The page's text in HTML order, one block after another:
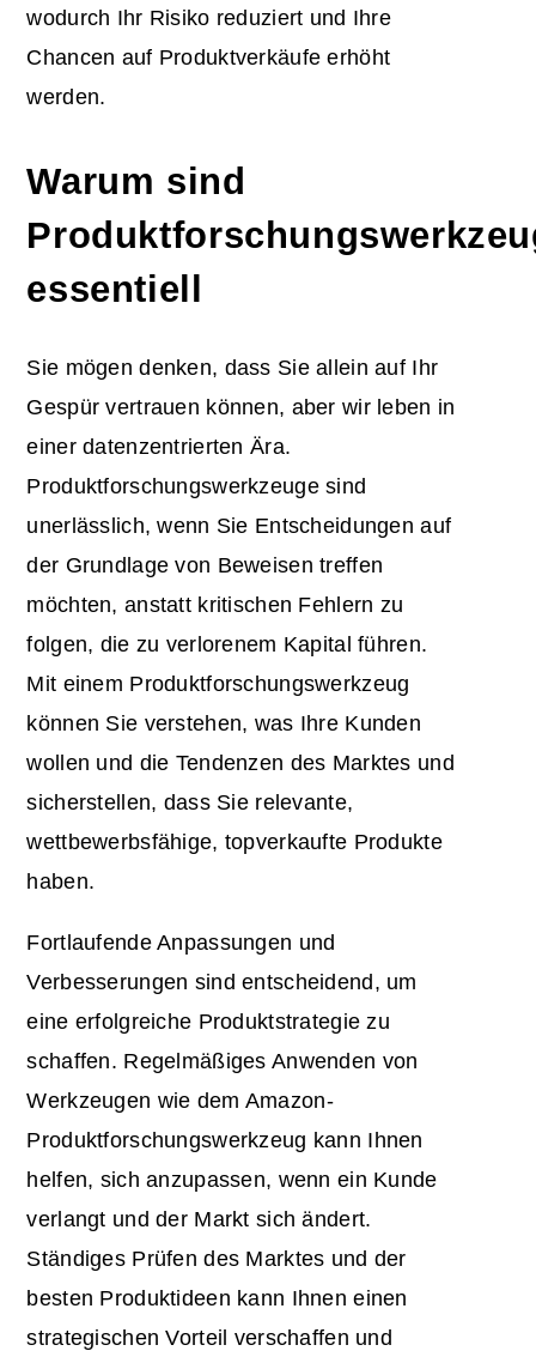
wodurch Ihr Risiko reduziert und Ihre
Chancen auf Produktverkäufe erhöht
werden.
Warum sind
essentiell
Sie mögen denken, dass Sie allein auf Ihr
Gespür vertrauen können, aber wir leben in
einer datenzentrierten Ära.
Produktforschungswerkzeuge sind
unerlässlich, wenn Sie Entscheidungen auf
der Grundlage von Beweisen treffen
möchten, anstatt kritischen Fehlern zu
folgen, die zu verlorenem Kapital führen.
Mit einem Produktforschungswerkzeug
können Sie verstehen, was Ihre Kunden
wollen und die Tendenzen des Marktes und
sicherstellen, dass Sie relevante,
wettbewerbsfähige, topverkaufte Produkte
haben.
Fortlaufende Anpassungen und
Verbesserungen sind entscheidend, um
eine erfolgreiche Produktstrategie zu
schaffen. Regelmäßiges Anwenden von
Werkzeugen wie dem Amazon-
Produktforschungswerkzeug kann Ihnen
helfen, sich anzupassen, wenn ein Kunde
verlangt und der Markt sich ändert.
Ständiges Prüfen des Marktes und der
besten Produktideen kann Ihnen einen
strategischen Vorteil verschaffen und